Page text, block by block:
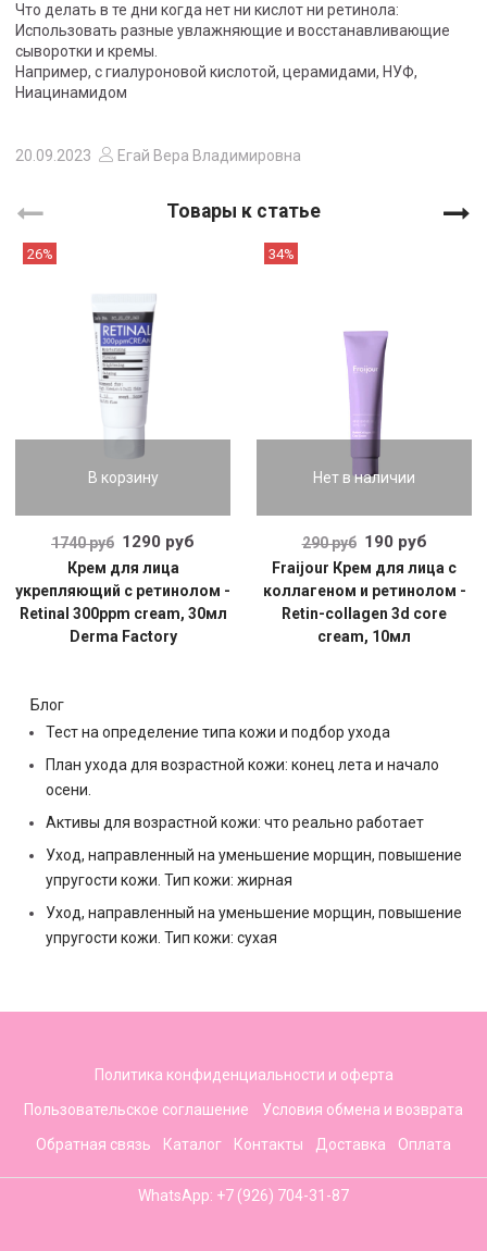
Что делать в те дни когда нет ни кислот ни ретинола:
Использовать разные увлажняющие и восстанавливающие
сыворотки и кремы.
Например, с гиалуроновой кислотой, церамидами, НУФ,
Ниацинамидом
20.09.2023 Егай Вера Владимировна
Товары к статье
В корзину
26%
1740 руб 1290 руб
Крем для лица
укрепляющий с ретинолом -
Retinal 300ppm cream, 30мл
Derma Factory
Нет в наличии
34%
290 руб 190 руб
Fraijour Крем для лица с
коллагеном и ретинолом -
Retin-collagen 3d core
cream, 10мл
Блог
Тест на определение типа кожи и подбор ухода
План ухода для возрастной кожи: конец лета и начало
осени.
Активы для возрастной кожи: что реально работает
Уход, направленный на уменьшение морщин, повышение
упругости кожи. Тип кожи: жирная
Уход, направленный на уменьшение морщин, повышение
упругости кожи. Тип кожи: сухая
Политика конфиденциальности и оферта
Пользовательское соглашение Условия обмена и возврата
Обратная связь Каталог Контакты Доставка Оплата
WhatsApp: +7 (926) 704-31-87